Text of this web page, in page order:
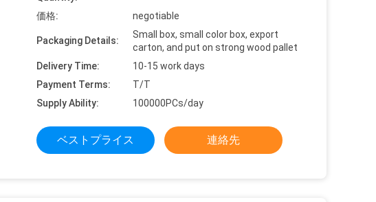
価格: negotiable
Packaging Details:
Small box, small color box, export
carton, and put on strong wood pallet
Delivery Time:
10-15 work days
Payment Terms:
T/T
Supply Ability:
100000PCs/day
ベストプライス 連絡先